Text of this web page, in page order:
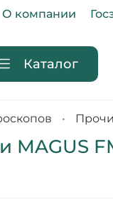
О компании
Каталог
MAGUS